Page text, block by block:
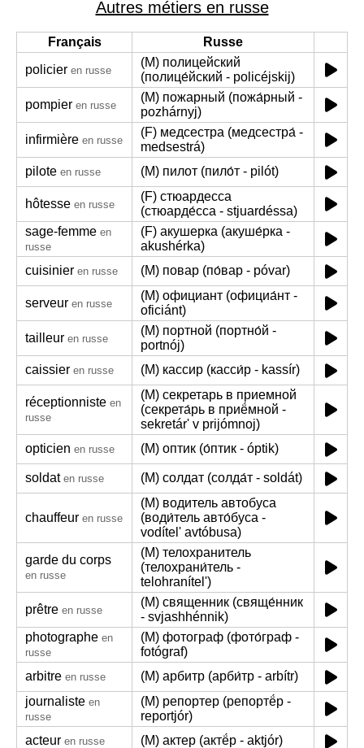
Autres métiers en russe
Français
Russe
policier en russe
(M) полицейский
(полице́йский - policéjskij)
pompier en russe
(M) пожарный (пожа́рный -
pozhárnyj)
infirmière en russe
(F) медсестра (медсестра́ -
medsestrá)
pilote en russe (M) пилот (пило́т - pilót)
hôtesse en russe
(F) стюардесса
(стюарде́сса - stjuardéssa)
sage-femme en
russe
(F) акушерка (акуше́рка -
akushérka)
cuisinier en russe (M) повар (по́вар - póvar)
serveur en russe
(M) официант (официа́нт -
oficiánt)
tailleur en russe
(M) портной (портно́й -
portnój)
caissier en russe (M) кассир (касси́р - kassír)
réceptionniste en
russe
(M) секретарь в приемной
(секрета́рь в приё́мной -
sekretár' v prijómnoj)
opticien en russe (M) оптик (о́птик - óptik)
soldat en russe (M) солдат (солда́т - soldát)
chauffeur en russe
(M) водитель автобуса
(води́тель авто́буса -
vodítel' avtóbusa)
garde du corps
en russe
(M) телохранитель
(телохрани́тель -
telohranítel')
prêtre en russe
(M) священник (свяще́нник
- svjashhénnik)
photographe en
russe
(M) фотограф (фото́граф -
fotógraf)
arbitre en russe
(M) арбитр (арби́тр - arbítr)
journaliste en
russe
(M) репортер (репортё́р -
reportjór)
acteur en russe (M) актер (актё́р - aktjór)